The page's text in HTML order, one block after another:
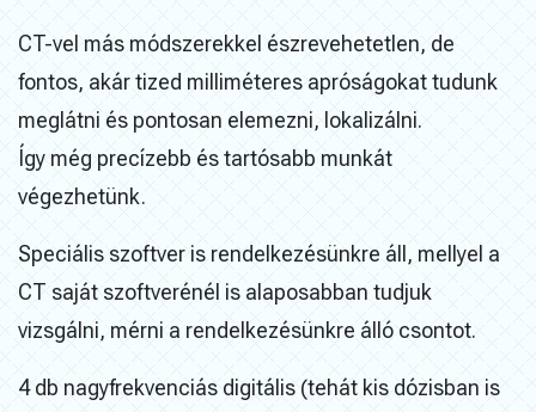
CT-vel más módszerekkel észrevehetetlen, de
fontos, akár tized milliméteres apróságokat tudunk
meglátni és pontosan elemezni, lokalizálni.
Így még precízebb és tartósabb munkát
végezhetünk.
Speciális szoftver is rendelkezésünkre áll, mellyel a
CT saját szoftverénél is alaposabban tudjuk
vizsgálni, mérni a rendelkezésünkre álló csontot.
4 db nagyfrekvenciás digitális (tehát kis dózisban is